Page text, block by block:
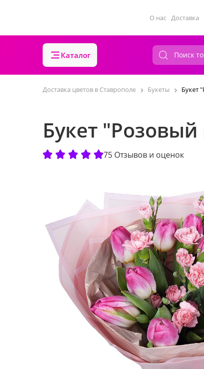
О нас Доставка
Каталог
Доставка цветов в Ставрополе Букеты Букет
Букет
75 Отзывов и оценок